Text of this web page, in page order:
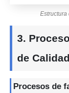
3.
de Calidad
Procesos de